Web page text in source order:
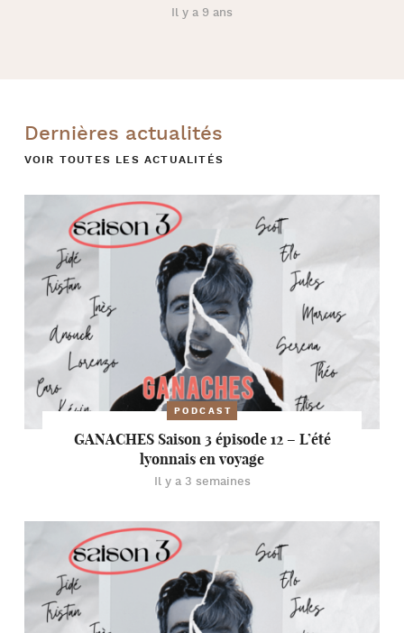
Il y a 9 ans
Dernières actualités
VOIR TOUTES LES ACTUALITÉS
PODCAST
GANACHES Saison 3 épisode 12 – L’été
lyonnais en voyage
Il y a 3 semaines